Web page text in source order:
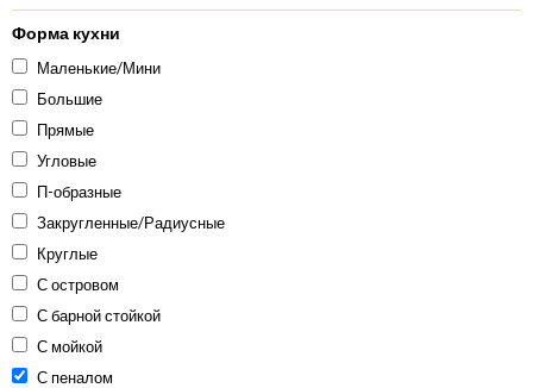
Форма кухни
Маленькие/Мини
Большие
Прямые
Угловые
П-образные
Закругленные/Радиусные
Круглые
С островом
С барной стойкой
С мойкой
С пеналом